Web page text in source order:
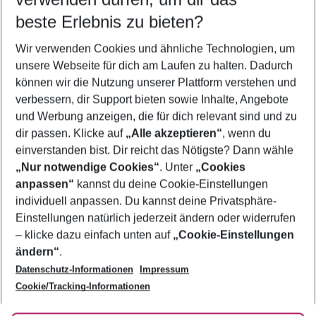
5-8 Nächte
2 Erwachsene Keine Kinder
Mehr Filter anzeigen
Footer
Footer navigation
Über uns
AGB
Bestpreisgarantie
Cookie-Einstellungen ändern
Cookie-Richtlinie
Agenturbetreuung
Barrierefreies Reisen
Folge uns
beste Erlebnis zu bieten?
Wir verwenden Cookies und ähnliche Technologien, um
unsere Webseite für dich am Laufen zu halten. Dadurch
können wir die Nutzung unserer Plattform verstehen und
verbessern, dir Support bieten sowie Inhalte, Angebote
und Werbung anzeigen, die für dich relevant sind und zu
dir passen. Klicke auf „Alle akzeptieren“, wenn du
einverstanden bist. Dir reicht das Nötigste? Dann wähle
„Nur notwendige Cookies“. Unter „Cookies
anpassen“ kannst du deine Cookie-Einstellungen
individuell anpassen. Du kannst deine Privatsphäre-
Einstellungen natürlich jederzeit ändern oder widerrufen
– klicke dazu einfach unten auf „Cookie-Einstellungen
ändern“.
Datenschutz-Informationen
Impressum
Cookie/Tracking-Informationen